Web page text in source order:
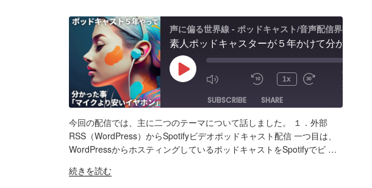
録"
環
か
配
信
初
心
者
向
ル
の
録。
編
集・
構
成
ま
Google
判
声
ク
ロ
ー
ン
の
声に偏る世界線 - ポッドキャスト/音声配信界隈
Play
1x
00:00
/
25:28
SUBSCRIBE
SHARE
Amazon Apple Podcasts
RSS
Spotify
RSS FEED
SHARE
今回の配信では、主に二つのテーマについて話しました。 １．外部
RSS（WordPress）からSpotifyビデオポッドキャスト配信 一つ目は、
WordPressからホスティングしているポッドキャストをSpotifyでビ …
"素
続きを読む